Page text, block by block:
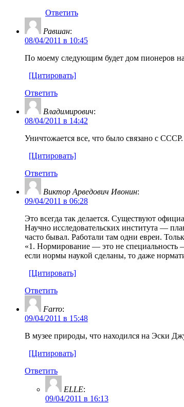
Ответить
Равшан:
08/04/2011 в 10:45
По моему следующим будет дом пионеров
[Цитировать]
Ответить
Владимирович:
08/04/2011 в 14:42
Уничтожается все, что было связано с СССР.
[Цитировать]
Ответить
Виктор Арведович Ивонин:
09/04/2011 в 06:28
Это всегда так делается. Существуют
Научно исследовательских института —
часто бывал. Работали там одни евреи.
«1. Нормирование — это не специальность
если нормы наукой сделаны, то даже
[Цитировать]
Ответить
Farro:
09/04/2011 в 15:48
В музее природы, что находился на Эски
[Цитировать]
Ответить
ELLE:
09/04/2011 в 16:13